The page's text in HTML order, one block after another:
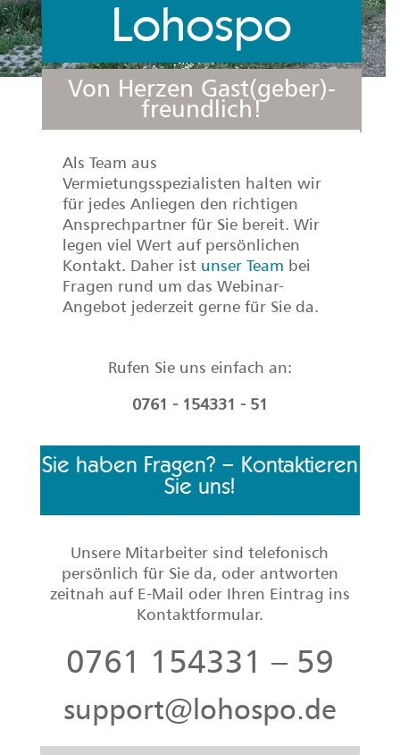
Lohospo
Von Herzen Gast(geber)-
freundlich!
Als Team aus
Vermietungsspezialisten halten wir
für jedes Anliegen den richtigen
Ansprechpartner für Sie bereit. Wir
legen viel Wert auf persönlichen
Kontakt. Daher ist unser Team bei
Fragen rund um das Webinar-
Angebot jederzeit gerne für Sie da.
Rufen Sie uns einfach an:
0761 - 154331 - 51
Sie haben Fragen? – Kontaktieren
Sie uns!
Unsere Mitarbeiter sind telefonisch
persönlich für Sie da, oder antworten
zeitnah auf E-Mail oder Ihren Eintrag ins
Kontaktformular.
0761 154331 – 59
support@lohospo.de